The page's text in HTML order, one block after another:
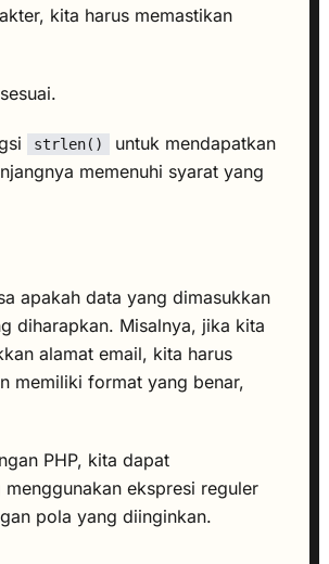
kita harus memastikan
strlen()
untuk mendapatkan
memenuhi syarat yang
apakah data yang dimasukkan
diharapkan. Misalnya, jika kita
alamat email, kita harus
memiliki format yang benar,
PHP, kita dapat
menggunakan ekspresi reguler
pola yang diinginkan.